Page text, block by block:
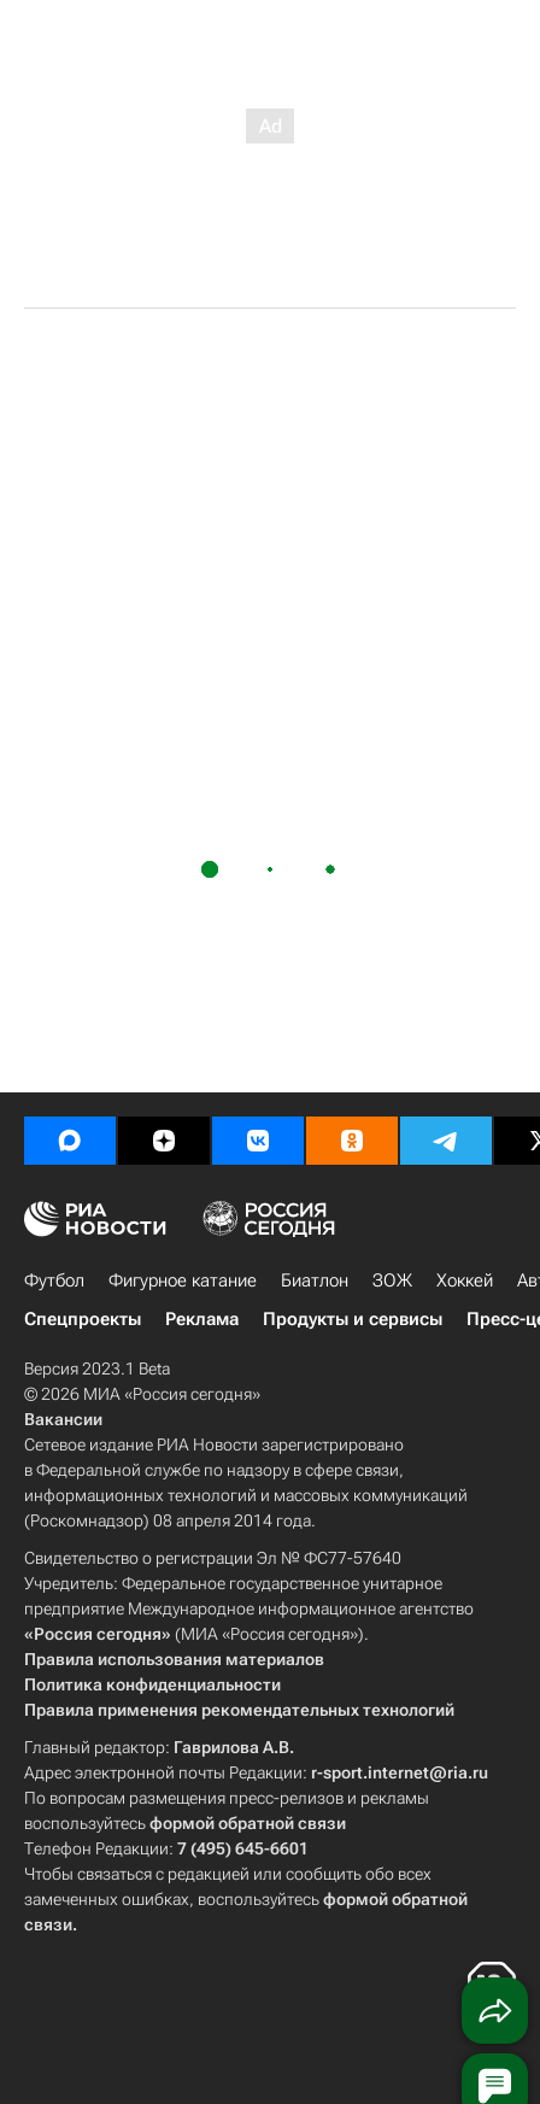
Футбол Фигурное катание Биатлон ЗОЖ Хоккей
Спецпроекты
Реклама Продукты и сервисы Пресс-
Версия 2023.1 Beta
© 2026 МИА «Россия сегодня»
Вакансии
Сетевое издание РИА Новости зарегистрировано
в Федеральной службе по надзору в сфере связи,
информационных технологий и массовых коммуникаций
(Роскомнадзор) 08 апреля 2014 года.
Свидетельство о регистрации Эл № ФС77-57640
Учредитель: Федеральное государственное унитарное
предприятие Международное информационное агентство
«Россия сегодня» (МИА «Россия сегодня»).
Правила использования материалов
Политика конфиденциальности
Правила применения рекомендательных технологий
Главный редактор: Гаврилова А.В.
Адрес электронной почты Редакции: r-sport.internet@ria.ru
По вопросам размещения пресс-релизов и рекламы
воспользуйтесьформой обратной связи
Телефон Редакции: 7 (495) 645-6601
Чтобы связаться с редакцией или сообщить обо всех
замеченных ошибках, воспользуйтесьформой обратной
связи.